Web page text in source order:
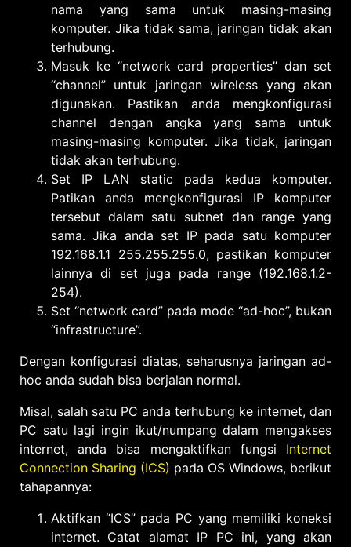
nama yang sama untuk masing-masing
komputer. Jika tidak sama, jaringan tidak akan
terhubung.
Masuk ke “network card properties” dan set
“channel” untuk jaringan wireless yang akan
digunakan. Pastikan anda mengkonfigurasi
channel dengan angka yang sama untuk
masing-masing komputer. Jika tidak, jaringan
tidak akan terhubung.
Set IP LAN static pada kedua komputer.
Patikan anda mengkonfigurasi IP komputer
tersebut dalam satu subnet dan range yang
sama. Jika anda set IP pada satu komputer
192.168.1.1 255.255.255.0, pastikan komputer
lainnya di set juga pada range (192.168.1.2-
254).
Set “network card” pada mode “ad-hoc”, bukan
“infrastructure”.
Dengan konfigurasi diatas, seharusnya jaringan ad-
hoc anda sudah bisa berjalan normal.
Misal, salah satu PC anda terhubung ke internet, dan
PC satu lagi ingin ikut/numpang dalam mengakses
internet, anda bisa mengaktifkan fungsi Internet
Connection Sharing (ICS) pada OS Windows, berikut
tahapannya:
Aktifkan “ICS” pada PC yang memiliki koneksi
internet. Catat alamat IP PC ini, yang akan